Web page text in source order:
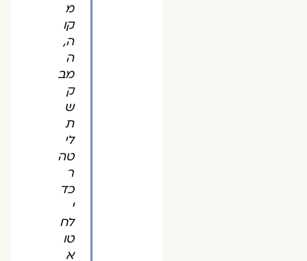
מ
קו
ה,
ה
מב
ק
ש
ת
לי
טה
ר
כד
לח
טו
א